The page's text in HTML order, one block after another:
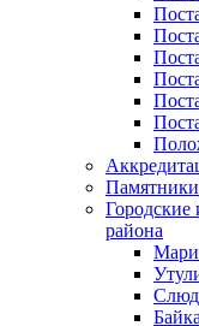
Памятники
Городские
района